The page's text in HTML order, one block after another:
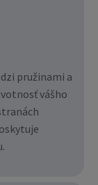
pružinami a
vášho